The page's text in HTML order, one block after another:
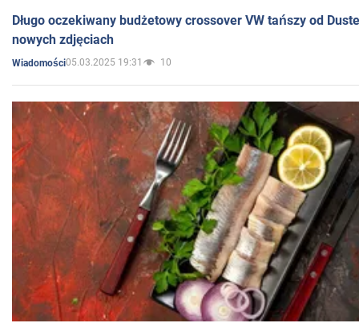
Długo oczekiwany budżetowy crossover VW tańszy od
nowych zdjęciach
Wiadomości05.03.2025 19:31 10